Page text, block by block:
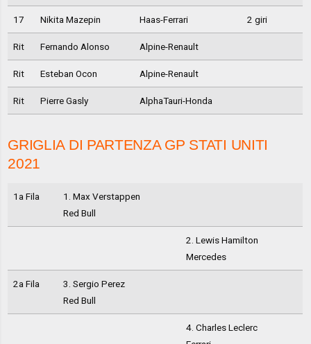
17 Nikita Mazepin Haas-Ferrari 2 giri
Rit Fernando Alonso Alpine-Renault
Rit Esteban Ocon Alpine-Renault
Rit Pierre Gasly AlphaTauri-Honda
GRIGLIA DI PARTENZA GP STATI UNITI
2021
1a Fila
1. Max Verstappen
Red Bull
2. Lewis Hamilton
Mercedes
2a Fila
3. Sergio Perez
Red Bull
4. Charles Leclerc